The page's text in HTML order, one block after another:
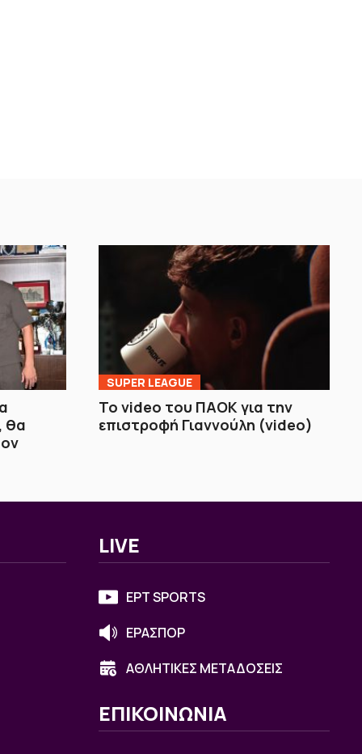
θα
SUPER LEAGUE
Το video του ΠΑΟΚ για την
επιστροφή Γιαννούλη (video)
LIVE
ΕΡΤ SPORTS
ΕΡΑΣΠΟΡ
ΑΘΛΗΤΙΚΕΣ ΜΕΤΑΔΟΣΕΙΣ
ΕΠΙΚΟΙΝΩΝΙΑ